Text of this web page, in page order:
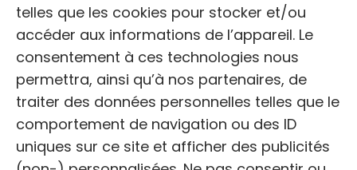
telles que les cookies pour stocker et/ou
accéder aux informations de l’appareil. Le
consentement à ces technologies nous
permettra, ainsi qu’à nos partenaires, de
traiter des données personnelles telles que le
comportement de navigation ou des ID
uniques sur ce site et afficher des publicités
Cliquez pour accepter les cookies
marketing et activer ce contenu